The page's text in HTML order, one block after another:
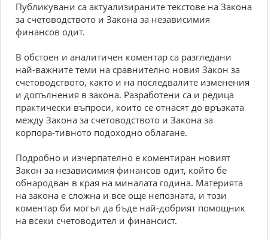
Публикувани са актуализираните текстове на Закона
за счетоводството и Закона за независимия
финансов одит.
В обстоен и аналитичен коментар са разгледани
най-важните теми на сравнително новия Закон за
счетоводството, както и на последвалите изменения
и допълнения в закона. Разработени са и редица
практически въпроси, които се отнасят до връзката
между Закона за счетоводството и Закона за
корпора-тивното подоходно облагане.
Подробно и изчерпателно е коментиран новият
Закон за независимия финансов одит, който бе
обнародван в края на миналата година. Материята
на закона е сложна и все още непозната, и този
коментар би могъл да бъде най-добрият помощник
на всеки счетоводител и финансист.